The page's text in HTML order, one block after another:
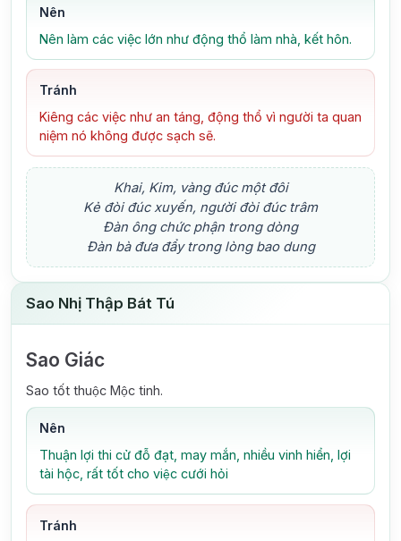
Nên
Nên làm các việc lớn như động thổ làm nhà, kết hôn.
Tránh
Kiêng các việc như an táng, động thổ vì người ta quan
niệm nó không được sạch sẽ.
Khai, Kim, vàng đúc một đôi
Kẻ đòi đúc xuyến, người đòi đúc trâm
Đàn ông chức phận trong dòng
Đàn bà đưa đẩy trong lòng bao dung
Sao Nhị Thập Bát Tú
Sao Giác
Sao tốt thuộc Mộc tinh.
Nên
Thuận lợi thi cử đỗ đạt, may mắn, nhiều vinh hiển, lợi
tài hộc, rất tốt cho việc cưới hỏi
Tránh